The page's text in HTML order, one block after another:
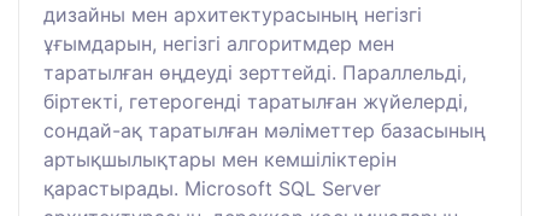
дизайны мен архитектурасының негізгі
ұғымдарын, негізгі алгоритмдер мен
таратылған өңдеуді зерттейді. Параллельді,
біртекті, гетерогенді таратылған жүйелерді,
сондай-ақ таратылған мәліметтер базасының
артықшылықтары мен кемшіліктерін
қарастырады. Microsoft SQL Server